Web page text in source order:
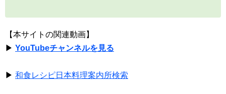
【本サイトの関連動画】
▶ YouTubeチャンネルを見る
▶ 和食レシピ日本料理案内所検索